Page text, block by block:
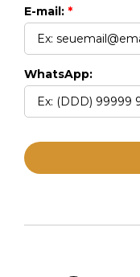
E-mail: *
WhatsApp: